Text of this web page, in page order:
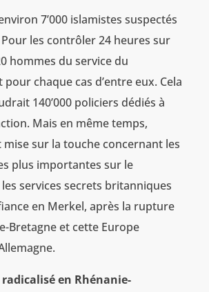
7’000 islamistes suspectés
les contrôler 24 heures sur
hommes du service du
chaque cas d’entre eux. Cela
140’000 policiers dédiés à
Mais en même temps,
mise sur la touche concernant les
plus importantes sur le
services secrets britanniques
en Merkel, après la rupture
Bretagne et cette Europe
en Rhénanie-